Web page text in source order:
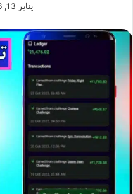
يناير 13, 2026